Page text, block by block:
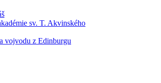
sv. T. Akvinského
vojvodu z Edinburgu